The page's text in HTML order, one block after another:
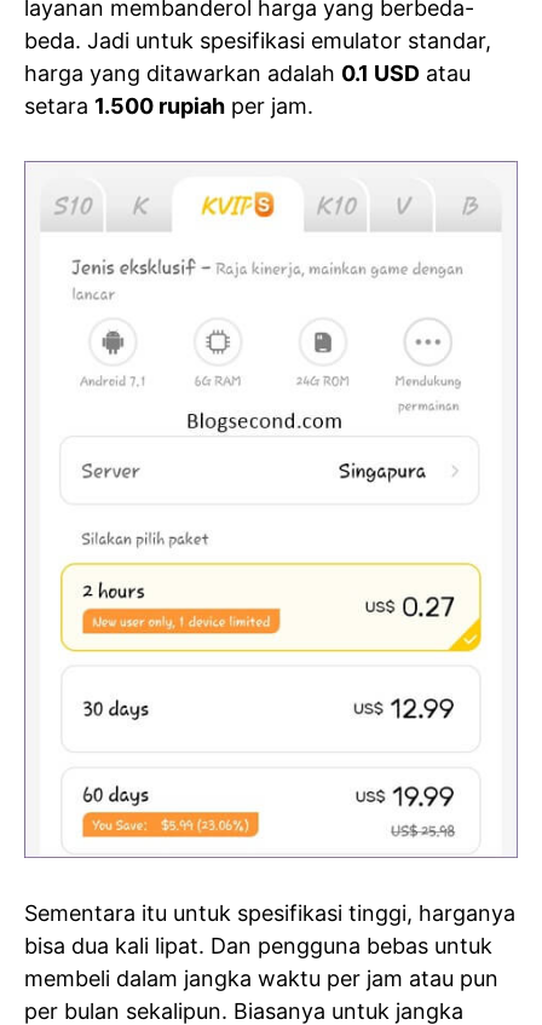
layanan membanderol harga yang berbeda-
beda. Jadi untuk spesifikasi emulator standar,
harga yang ditawarkan adalah 0.1 USD atau
setara 1.500 rupiah per jam.
Sementara itu untuk spesifikasi tinggi, harganya
bisa dua kali lipat. Dan pengguna bebas untuk
membeli dalam jangka waktu per jam atau pun
per bulan sekalipun. Biasanya untuk jangka